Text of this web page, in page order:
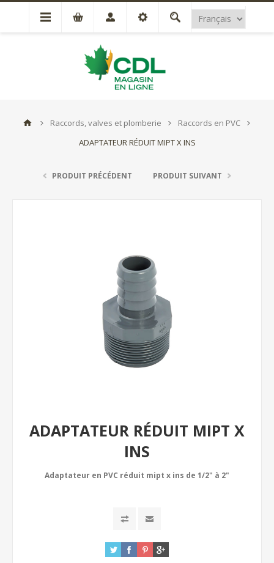
Raccords, valves et plomberie
Raccords en PVC
ADAPTATEUR RÉDUIT MIPT X INS
PRODUIT PRÉCÉDENT PRODUIT SUIVANT
ADAPTATEUR RÉDUIT MIPT X
INS
Adaptateur en PVC réduit mipt x ins de 1/2" à 2"